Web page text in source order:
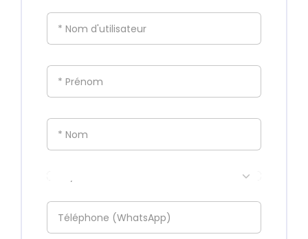
* Nom d'utilisateur
* Prénom
* Nom
Téléphone (WhatsApp)